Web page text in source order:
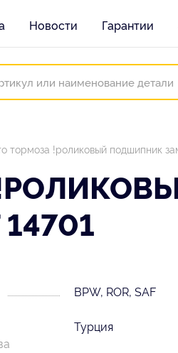
Новости Гарантии
тормоза !роликовый подшипник
BPW, ROR, SAF
Турция